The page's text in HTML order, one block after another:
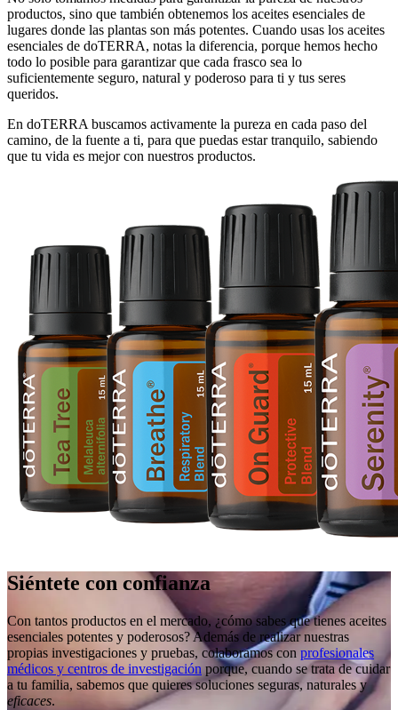
productos, sino que también obtenemos los aceites esenciales de
lugares donde las plantas son más potentes. Cuando usas los aceites
esenciales de doTERRA, notas la diferencia, porque hemos hecho
todo lo posible para garantizar que cada frasco sea lo
suficientemente seguro, natural y poderoso para ti y tus seres
queridos.
En doTERRA buscamos activamente la pureza en cada paso del
camino, de la fuente a ti, para que puedas estar tranquilo, sabiendo
que tu vida es mejor con nuestros productos.
Siéntete con confianza
Con tantos productos en el mercado, ¿cómo sabes que tienes aceites
esenciales potentes y poderosos? Además de realizar nuestras
propias investigaciones y pruebas, colaboramos con profesionales
médicos y centros de investigación porque, cuando se trata de cuidar
a tu familia, sabemos que quieres soluciones seguras, naturales y
eficaces.